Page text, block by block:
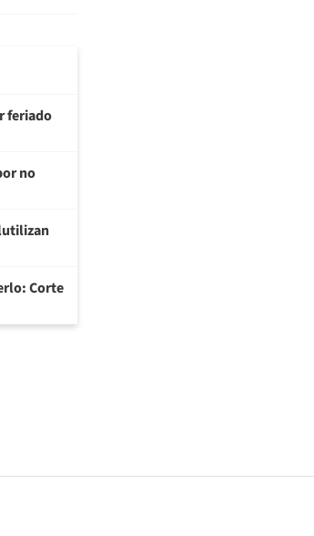
feriado
no
Corte